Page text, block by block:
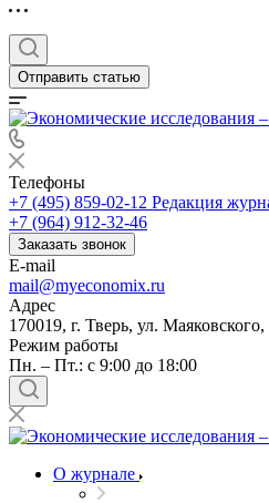
Отправить статью
Телефоны
+7 (495) 859-02-12 Редакция
+7 (964) 912-32-46
Заказать звонок
E-mail
mail@myeconomix.ru
Адрес
170019, г. Тверь, ул.
Режим работы
Пн. – Пт.: с 9:00 до 18:00
О журнале